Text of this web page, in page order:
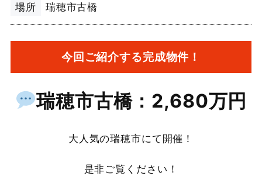
場所 瑞穂市古橋
今回ご紹介する完成物件！
瑞穂市古橋：2,680万円
大人気の瑞穂市にて開催！
是非ご覧ください！